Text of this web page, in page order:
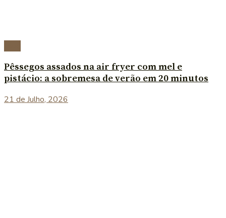
Pêssegos assados na air fryer com mel e
pistácio: a sobremesa de verão em 20 minutos
21 de Julho, 2026